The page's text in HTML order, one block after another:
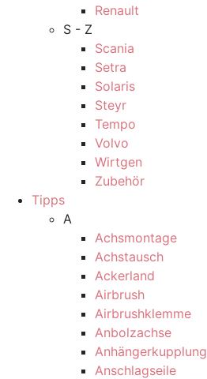
Renault
S - Z
Scania
Setra
Solaris
Steyr
Tempo
Volvo
Wirtgen
Zubehör
Tipps
A
Achsmontage
Achstausch
Ackerland
Airbrush
Airbrushklemme
Anbolzachse
Anhängerkupplung
Anschlagseile